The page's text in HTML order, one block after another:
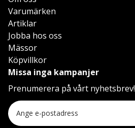
Varumärken
Artiklar
Jobba hos oss
Mässor
Köpvillkor
Missa inga kampanjer
Prenumerera på vårt nyhetsbrev!